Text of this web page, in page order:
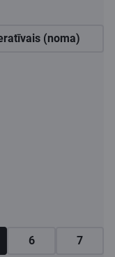
(noma)
6 7